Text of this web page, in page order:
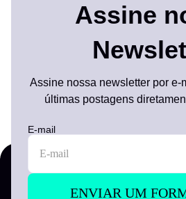
Assine
Assine nossa newsletter por e-
últimas postagens
E-mail